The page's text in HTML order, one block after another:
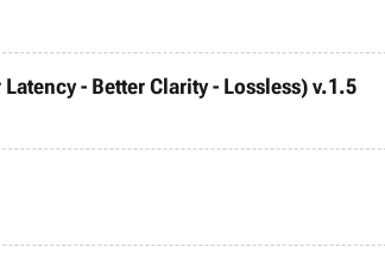
- Better Clarity - Lossless) v.1.5